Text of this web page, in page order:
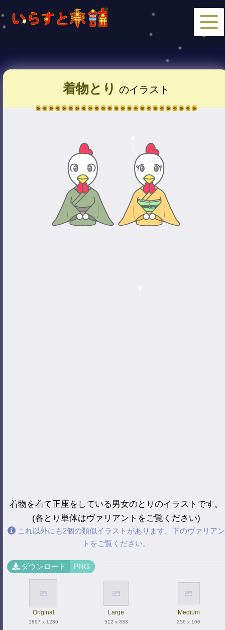
着物とり のイラスト
着物を着て正座をしている男女のとりのイラストです。
(各とり単体はヴァリアントをご覧ください)
これ以外にも2個の類似イラストがあります。下のヴァリアン
トをご覧ください。
ダウンロード PNG
Original
1897 x 1236
Large
512 x 333
Medium
256 x 166